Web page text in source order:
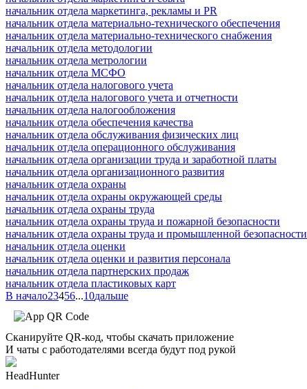
начальник отдела маркетинга, рекламы и PR
начальник отдела материально-технического обеспечения
начальник отдела материально-технического снабжения
начальник отдела методологии
начальник отдела метрологии
начальник отдела МСФО
начальник отдела налогового учета
начальник отдела налогового учета и отчетности
начальник отдела налогообложения
начальник отдела обеспечения качества
начальник отдела обслуживания физических лиц
начальник отдела операционного обслуживания
начальник отдела организации труда и заработной платы
начальник отдела организационного развития
начальник отдела охраны
начальник отдела охраны окружающей среды
начальник отдела охраны труда
начальник отдела охраны труда и пожарной безопасности
начальник отдела охраны труда и промышленной безопасности
начальник отдела оценки
начальник отдела оценки и развития персонала
начальник отдела партнерских продаж
начальник отдела пластиковых карт
В начало23456...10дальше
Сканируйте QR-код, чтобы скачать приложение
И чаты с работодателями всегда будут под рукой
HeadHunter